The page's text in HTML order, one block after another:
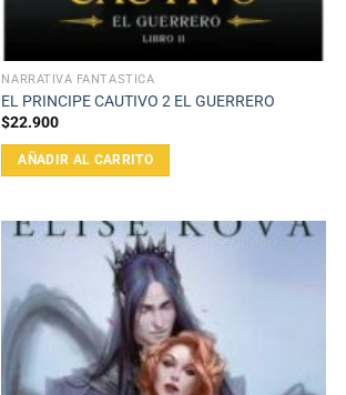
NARRATIVA FANTÁSTICA
EL PRINCIPE CAUTIVO 2 EL GUERRERO
$22.900
AÑADIR AL CARRITO